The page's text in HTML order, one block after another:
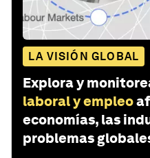
LA VISIÓN GLOBAL
Explora y
laboral y empleo
economías, las
problemas